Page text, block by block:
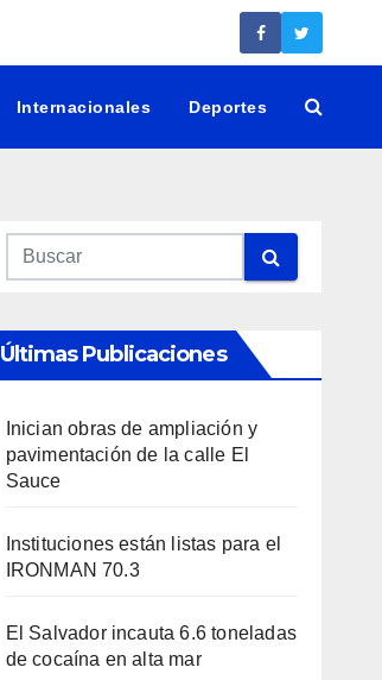
Internacionales Deportes
Últimas Publicaciones
Inician obras de ampliación y
pavimentación de la calle El
Sauce
Instituciones están listas para el
IRONMAN 70.3
El Salvador incauta 6.6 toneladas
de cocaína en alta mar